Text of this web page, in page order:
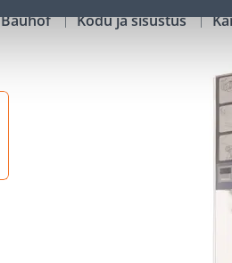
Kodu ja sisustus